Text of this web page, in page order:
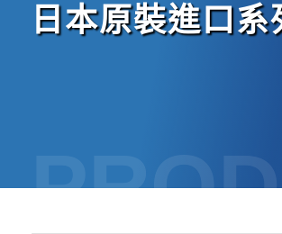
日本原裝進口系